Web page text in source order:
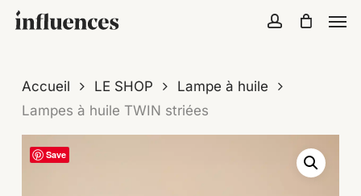
Skip
Accueil LE SHOP
Lampe à huile
Lampes à huile TWIN striées
Save